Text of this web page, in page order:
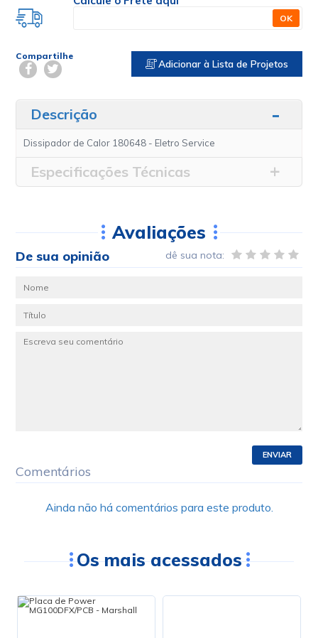
OK
Compartilhe
Adicionar à Lista de Projetos
Descrição
Dissipador de Calor 180648 - Eletro Service
Especificações Técnicas
Avaliações
De sua opinião dê sua nota:
ENVIAR
Comentários
Ainda não há comentários para este produto.
Os mais acessados